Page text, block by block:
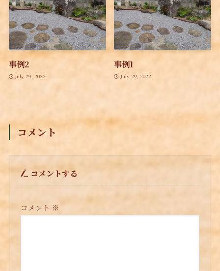
事例2
July 29, 2022
事例1
July 29, 2022
コメント
コメントする
コメント ※